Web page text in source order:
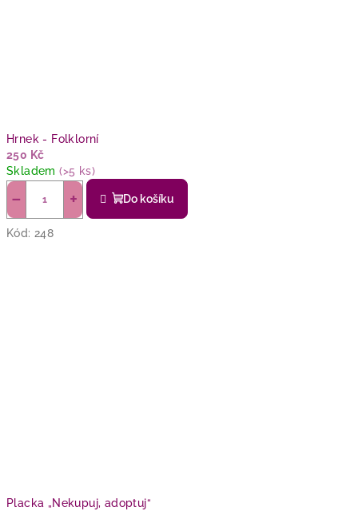
Hrnek - Folklorní
250 Kč
Skladem(>5 ks)
+
− Do košíku
Kód: 248
Placka „Nekupuj, adoptuj“